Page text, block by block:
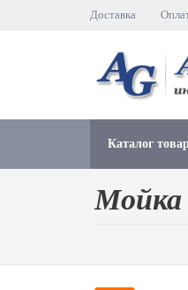
Доставка
Каталог
Мойка